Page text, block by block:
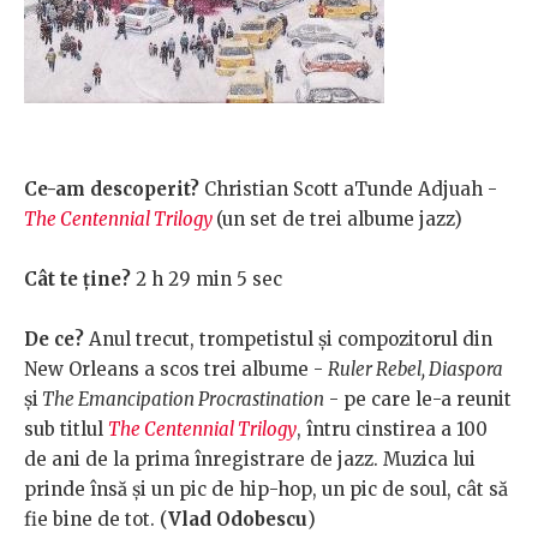
Ce-am descoperit? Christian Scott aTunde Adjuah -
The Centennial Trilogy (un set de trei albume jazz)
Cât te ține? 2 h 29 min 5 sec
De ce? Anul trecut, trompetistul și compozitorul din
New Orleans a scos trei albume - Ruler Rebel, Diaspora
și The Emancipation Procrastination - pe care le-a reunit
sub titlul The Centennial Trilogy, întru cinstirea a 100
de ani de la prima înregistrare de jazz. Muzica lui
prinde însă și un pic de hip-hop, un pic de soul, cât să
fie bine de tot. (Vlad Odobescu)